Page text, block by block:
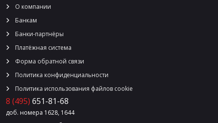
О компании
Банкам
Банки-партнёры
Платёжная система
Форма обратной связи
Политика конфиденциальности
Политика использования файлов cookie
8 (495) 651-81-68
доб. номера 1628, 1644